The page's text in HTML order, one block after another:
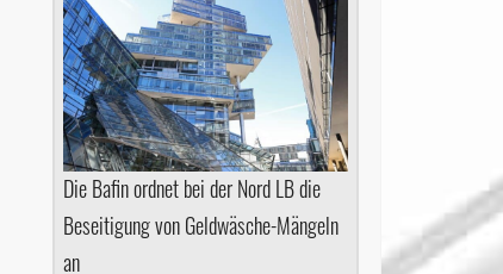
Die Bafin ordnet bei der Nord LB die
Beseitigung von Geldwäsche-Mängeln
an